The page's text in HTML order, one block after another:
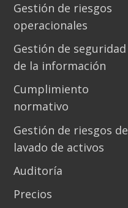
Gestión de riesgos
operacionales
Gestión de seguridad
de la información
Cumplimiento
normativo
Gestión de riesgos de
lavado de activos
Auditoría
Precios